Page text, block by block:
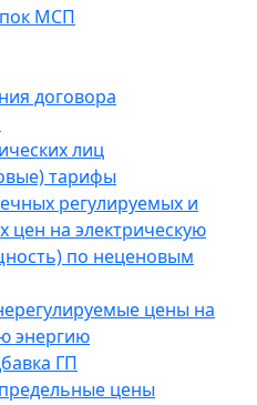
МСП
договора
лиц
тарифы
регулируемых и
цен на электрическую
по неценовым
цены на
энергию
ГП
цены